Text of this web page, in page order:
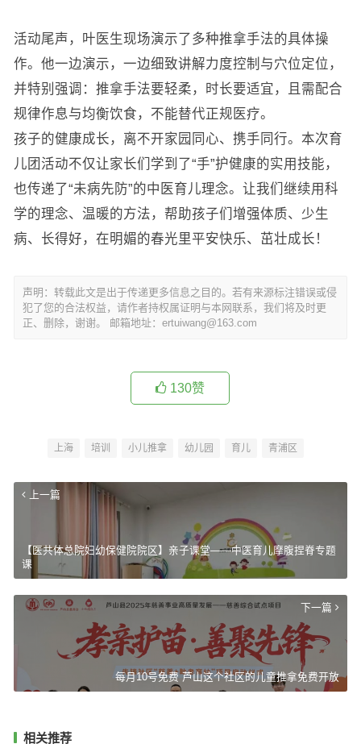
活动尾声，叶医生现场演示了多种推拿手法的具体操
作。他一边演示，一边细致讲解力度控制与穴位定位，
并特别强调：推拿手法要轻柔，时长要适宜，且需配合
规律作息与均衡饮食，不能替代正规医疗。
孩子的健康成长，离不开家园同心、携手同行。本次育
儿团活动不仅让家长们学到了“手”护健康的实用技能，
也传递了“未病先防”的中医育儿理念。让我们继续用科
学的理念、温暖的方法，帮助孩子们增强体质、少生
病、长得好，在明媚的春光里平安快乐、茁壮成长！
声明：转载此文是出于传递更多信息之目的。若有来源标注错误或侵
犯了您的合法权益，请作者持权属证明与本网联系，我们将及时更
正、删除，谢谢。 邮箱地址：ertuiwang@163.com
130赞
上海 培训 小儿推拿 幼儿园 育儿 青浦区
上一篇
【医共体总院妇幼保健院院区】亲子课堂——中医育儿摩腹捏脊专题
课
下一篇
每月10号免费 芦山这个社区的儿童推拿免费开放
相关推荐